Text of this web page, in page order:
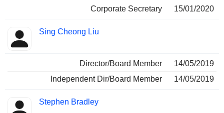
Corporate Secretary 15/01/2020
Sing Cheong Liu
Director/Board Member
14/05/2019
Independent Dir/Board Member
14/05/2019
Stephen Bradley